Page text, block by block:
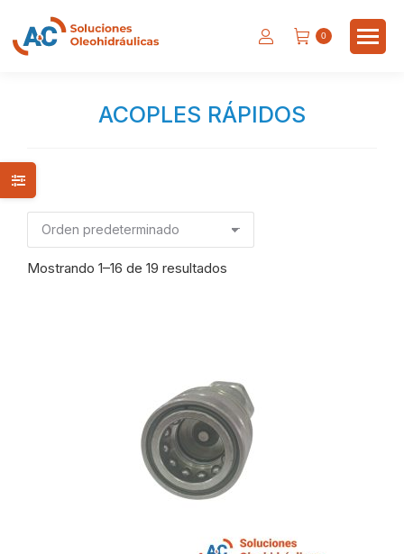
0
ACOPLES RÁPIDOS
Mostrando 1–16 de 19 resultados